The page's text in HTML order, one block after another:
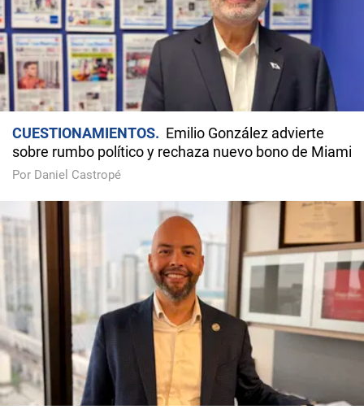
CUESTIONAMIENTOS
Emilio González advierte
sobre rumbo político y rechaza nuevo bono de Miami
Por Daniel Castropé